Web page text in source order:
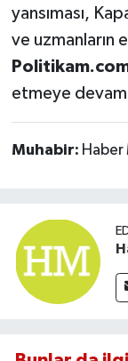
yansıması,
ve uzmanların
etmeye
Muhabir: Haber